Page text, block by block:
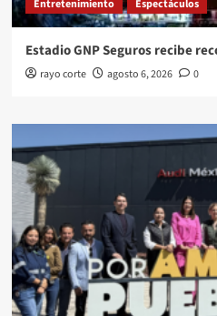
Entretenimiento Espectáculos
Estadio GNP Seguros recibe
rayo corte agosto 6, 2026 0